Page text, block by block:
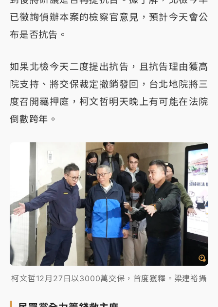
已徵詢偵辦本案的檢察官意見，預計今天會公
布是否抗告。
如果北檢今天二度提出抗告，且抗告理由獲高
院支持、將交保裁定撤銷發回，台北地院將三
度召開羈押庭，柯文哲明天晚上有可能在法院
倒數跨年。
柯文哲12月27日以3000萬交保，首度獲釋。梁建裕攝